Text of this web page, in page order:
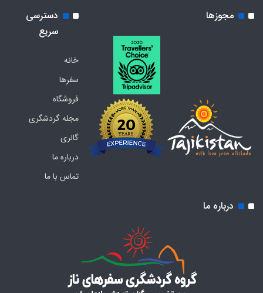
مجوزها
دسترسی
سریع
خانه
سفرها
فروشگاه
مجله گردشگری
گالری
درباره ما
تماس با ما
درباره ما